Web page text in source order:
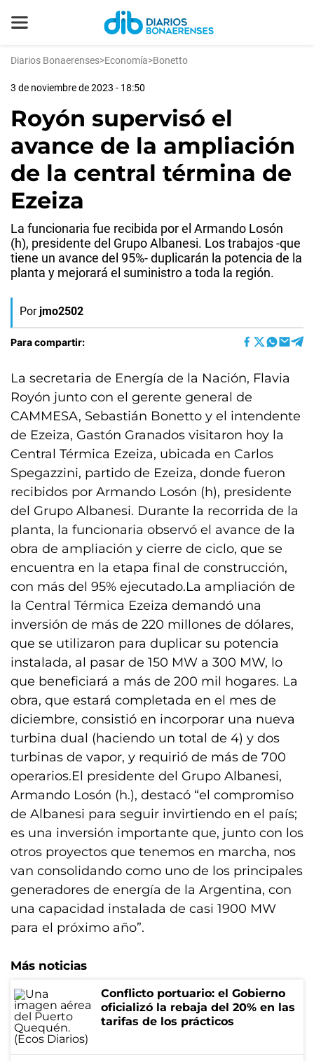
Diarios Bonaerenses>Economía>Bonetto
3 de noviembre de 2023 - 18:50
Royón supervisó el
avance de la ampliación
de la central términa de
Ezeiza
La funcionaria fue recibida por el Armando Losón
(h), presidente del Grupo Albanesi. Los trabajos -que
tiene un avance del 95%- duplicarán la potencia de la
planta y mejorará el suministro a toda la región.
Por jmo2502
Para compartir:
La secretaria de Energía de la Nación, Flavia
Royón junto con el gerente general de
CAMMESA, Sebastián Bonetto y el intendente
de Ezeiza, Gastón Granados visitaron hoy la
Central Térmica Ezeiza, ubicada en Carlos
Spegazzini, partido de Ezeiza, donde fueron
recibidos por Armando Losón (h), presidente
del Grupo Albanesi. Durante la recorrida de la
planta, la funcionaria observó el avance de la
obra de ampliación y cierre de ciclo, que se
encuentra en la etapa final de construcción,
con más del 95% ejecutado.La ampliación de
la Central Térmica Ezeiza demandó una
inversión de más de 220 millones de dólares,
que se utilizaron para duplicar su potencia
instalada, al pasar de 150 MW a 300 MW, lo
que beneficiará a más de 200 mil hogares. La
obra, que estará completada en el mes de
diciembre, consistió en incorporar una nueva
turbina dual (haciendo un total de 4) y dos
turbinas de vapor, y requirió de más de 700
operarios.El presidente del Grupo Albanesi,
Armando Losón (h.), destacó “el compromiso
de Albanesi para seguir invirtiendo en el país;
es una inversión importante que, junto con los
otros proyectos que tenemos en marcha, nos
van consolidando como uno de los principales
generadores de energía de la Argentina, con
una capacidad instalada de casi 1900 MW
para el próximo año”.
Más noticias
Conflicto portuario: el Gobierno
oficializó la rebaja del 20% en las
tarifas de los prácticos